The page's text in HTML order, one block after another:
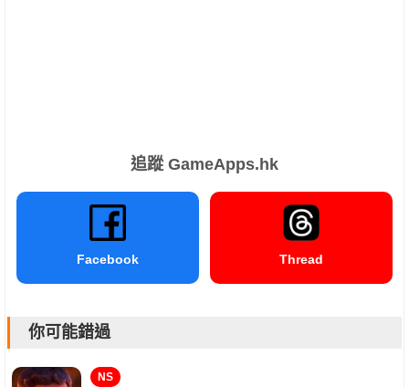
追蹤 GameApps.hk
Facebook Thread
你可能錯過
NS